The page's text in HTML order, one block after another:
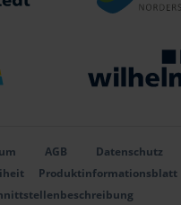
AGB
Datenschutz
Produktinformationsblatt